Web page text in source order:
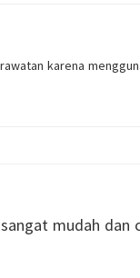
karena
mudah